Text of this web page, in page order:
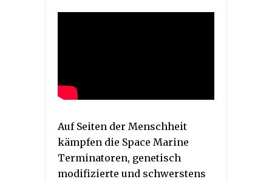
Auf Seiten der Menschheit
kämpfen die Space Marine
Terminatoren, genetisch
modifizierte und schwerstens